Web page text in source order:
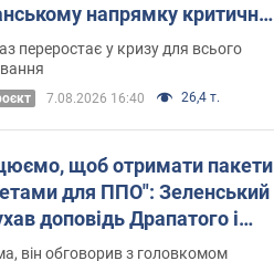
напрямку критичний
як це вдалося
переростає у кризу для всього
7.08.2026 16:40 26,4 т.
щоб отримати пакети
для ППО": Зеленський
доповідь Драпатого і
нові кроки
він обговорив з головкомом